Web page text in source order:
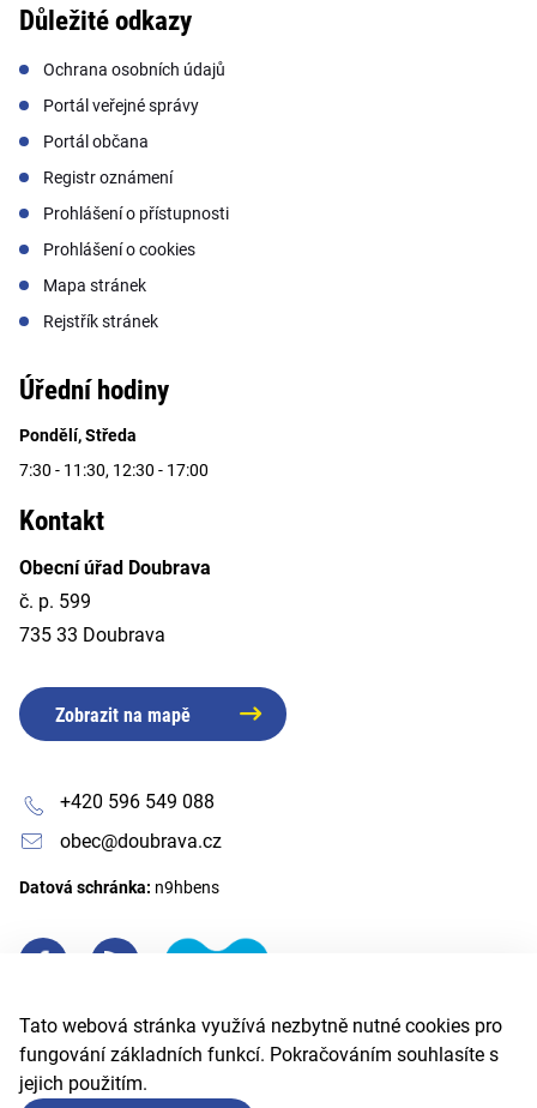
Tato webová stránka využívá nezbytně nutné cookies pro
fungování základních funkcí. Pokračováním souhlasíte s
jejich použitím.
Důležité odkazy
Ochrana osobních údajů
Portál veřejné správy
Portál občana
Registr oznámení
Prohlášení o přístupnosti
Prohlášení o cookies
Mapa stránek
Rejstřík stránek
Úřední hodiny
Pondělí, Středa
7:30 - 11:30, 12:30 - 17:00
Kontakt
Obecní úřad Doubrava
č. p. 599
735 33 Doubrava
Zobrazit na mapě
+420 596 549 088
obec@doubrava.cz
Datová schránka: n9hbens